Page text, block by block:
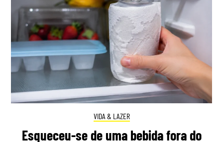
VIDA & LAZER
Esqueceu-se de uma bebida fora do